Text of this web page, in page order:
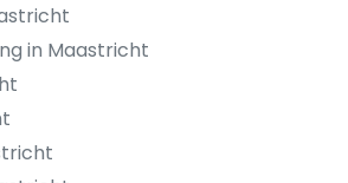
in Maastricht